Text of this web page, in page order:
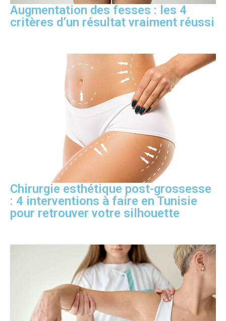
Augmentation des fesses : les 4
critères d’un résultat vraiment réussi
Chirurgie esthétique post-grossesse
: 4 interventions à faire en Tunisie
pour retrouver votre silhouette